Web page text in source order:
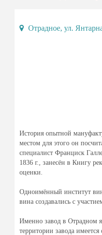
Отрадное, ул.
История опытной
местом для этого он
специалист Франциск
1836 г., занесён в Книгу
оценки.
Одноимённый институт
вина создавались с
Именно завод в Отрадном
территории завода